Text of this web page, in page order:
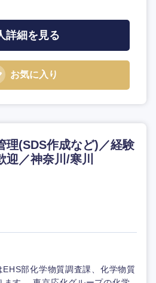
詳細を見る
お気に入り
理(SDS作成など)／経験
迎／神奈川/寒川
部化学物質調査課、化学物質